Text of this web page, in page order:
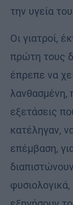
την υγεία
Οι γιατροί,
πρώτη τους
έπρεπε να
λανθασμένη,
εξετάσεις
κατέληγαν,
επέμβαση,